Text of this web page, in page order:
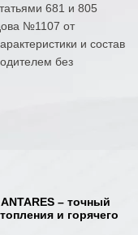
681 и 805
№1107 от
и состав
без
– точный
и горячего